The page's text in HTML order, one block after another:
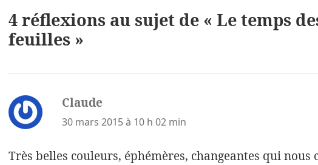
4 réflexions au sujet de « Le temps
feuilles »
Claude
30 mars 2015 à 10 h 02 min
Très belles couleurs, éphémères, changeantes qui nous